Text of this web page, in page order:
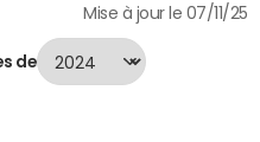
Mise à jour le 07/11/25
de